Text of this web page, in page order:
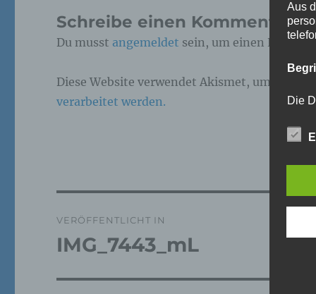
Schreibe einen Kommentar
Du musst angemeldet sein, um einen
Diese Website verwendet Akismet, um Spam
verarbeitet werden.
VERÖFFENTLICHT IN
IMG_7443_mL
Aus
Die
dies
Wir